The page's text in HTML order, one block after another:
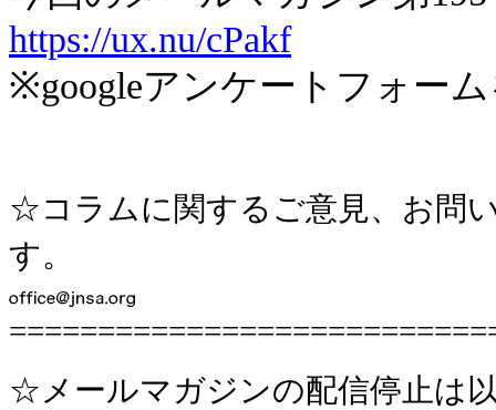
https://ux.nu/cPakf
※googleアンケートフォー
☆コラムに関するご意見、お問
す。
☆メールマガジンの配信停止は